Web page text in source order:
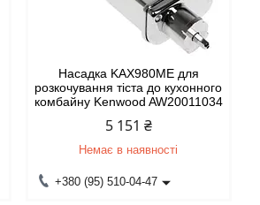
Насадка KAX980ME для
розкочування тіста до кухонного
комбайну Kenwood AW20011034
5 151 ₴
Немає в наявності
+380 (95) 510-04-47